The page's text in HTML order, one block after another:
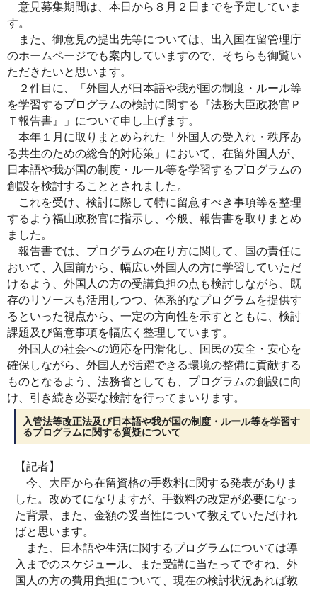
意見募集期間は、本日から８月２日までを予定していま
す。
また、御意見の提出先等については、出入国在留管理庁
のホームページでも案内していますので、そちらも御覧い
ただきたいと思います。
２件目に、「外国人が日本語や我が国の制度・ルール等
を学習するプログラムの検討に関する『法務大臣政務官Ｐ
Ｔ報告書』」について申し上げます。
本年１月に取りまとめられた「外国人の受入れ・秩序あ
る共生のための総合的対応策」において、在留外国人が、
日本語や我が国の制度・ルール等を学習するプログラムの
創設を検討することとされました。
これを受け、検討に際して特に留意すべき事項等を整理
するよう福山政務官に指示し、今般、報告書を取りまとめ
ました。
報告書では、プログラムの在り方に関して、国の責任に
おいて、入国前から、幅広い外国人の方に学習していただ
けるよう、外国人の方の受講負担の点も検討しながら、既
存のリソースも活用しつつ、体系的なプログラムを提供す
るといった視点から、一定の方向性を示すとともに、検討
課題及び留意事項を幅広く整理しています。
外国人の社会への適応を円滑化し、国民の安全・安心を
確保しながら、外国人が活躍できる環境の整備に貢献する
ものとなるよう、法務省としても、プログラムの創設に向
け、引き続き必要な検討を行ってまいります。
入管法等改正法及び日本語や我が国の制度・ルール等を学習す
るプログラムに関する質疑について
【記者】
今、大臣から在留資格の手数料に関する発表がありま
した。改めてになりますが、手数料の改定が必要になっ
た背景、また、金額の妥当性について教えていただけれ
ばと思います。
また、日本語や生活に関するプログラムについては導
入までのスケジュール、また受講に当たってですね、外
国人の方の費用負担について、現在の検討状況あれば教